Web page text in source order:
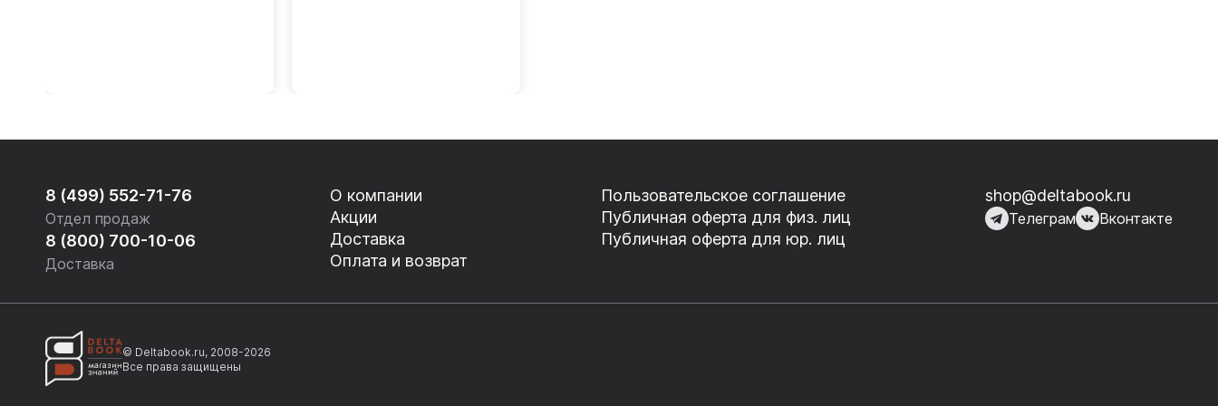
8 (499) 552-71-76
Отдел продаж
8 (800) 700-10-06
Доставка
О компании
Акции
Доставка
Оплата и возврат
Пользовательское соглашение
Публичная оферта для физ. лиц
Публичная оферта для юр. лиц
shop@deltabook.ru
Телеграм Вконтакте
© Deltabook.ru, 2008-2026
Все права защищены